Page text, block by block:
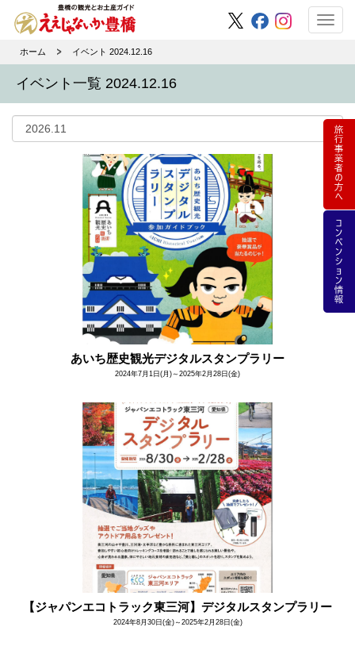
ホーム イベント 2024.12.16
イベント一覧 2024.12.16
あいち歴史観光デジタルスタンプラリー
2024年7月1日(月)～2025年2月28日(金)
【ジャパンエコトラック東三河】デジタルスタンプラリー
2024年8月30日(金)～2025年2月28日(金)